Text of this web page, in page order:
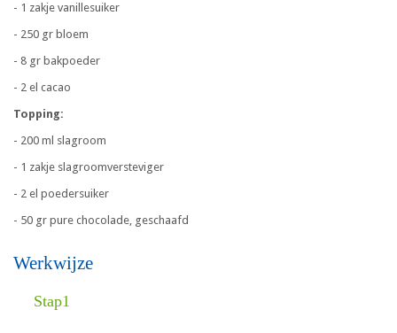
- 1 zakje vanillesuiker
- 250 gr bloem
- 8 gr bakpoeder
- 2 el cacao
Topping:
- 200 ml slagroom
- 1 zakje slagroomversteviger
- 2 el poedersuiker
- 50 gr pure chocolade, geschaafd
Werkwijze
Stap1